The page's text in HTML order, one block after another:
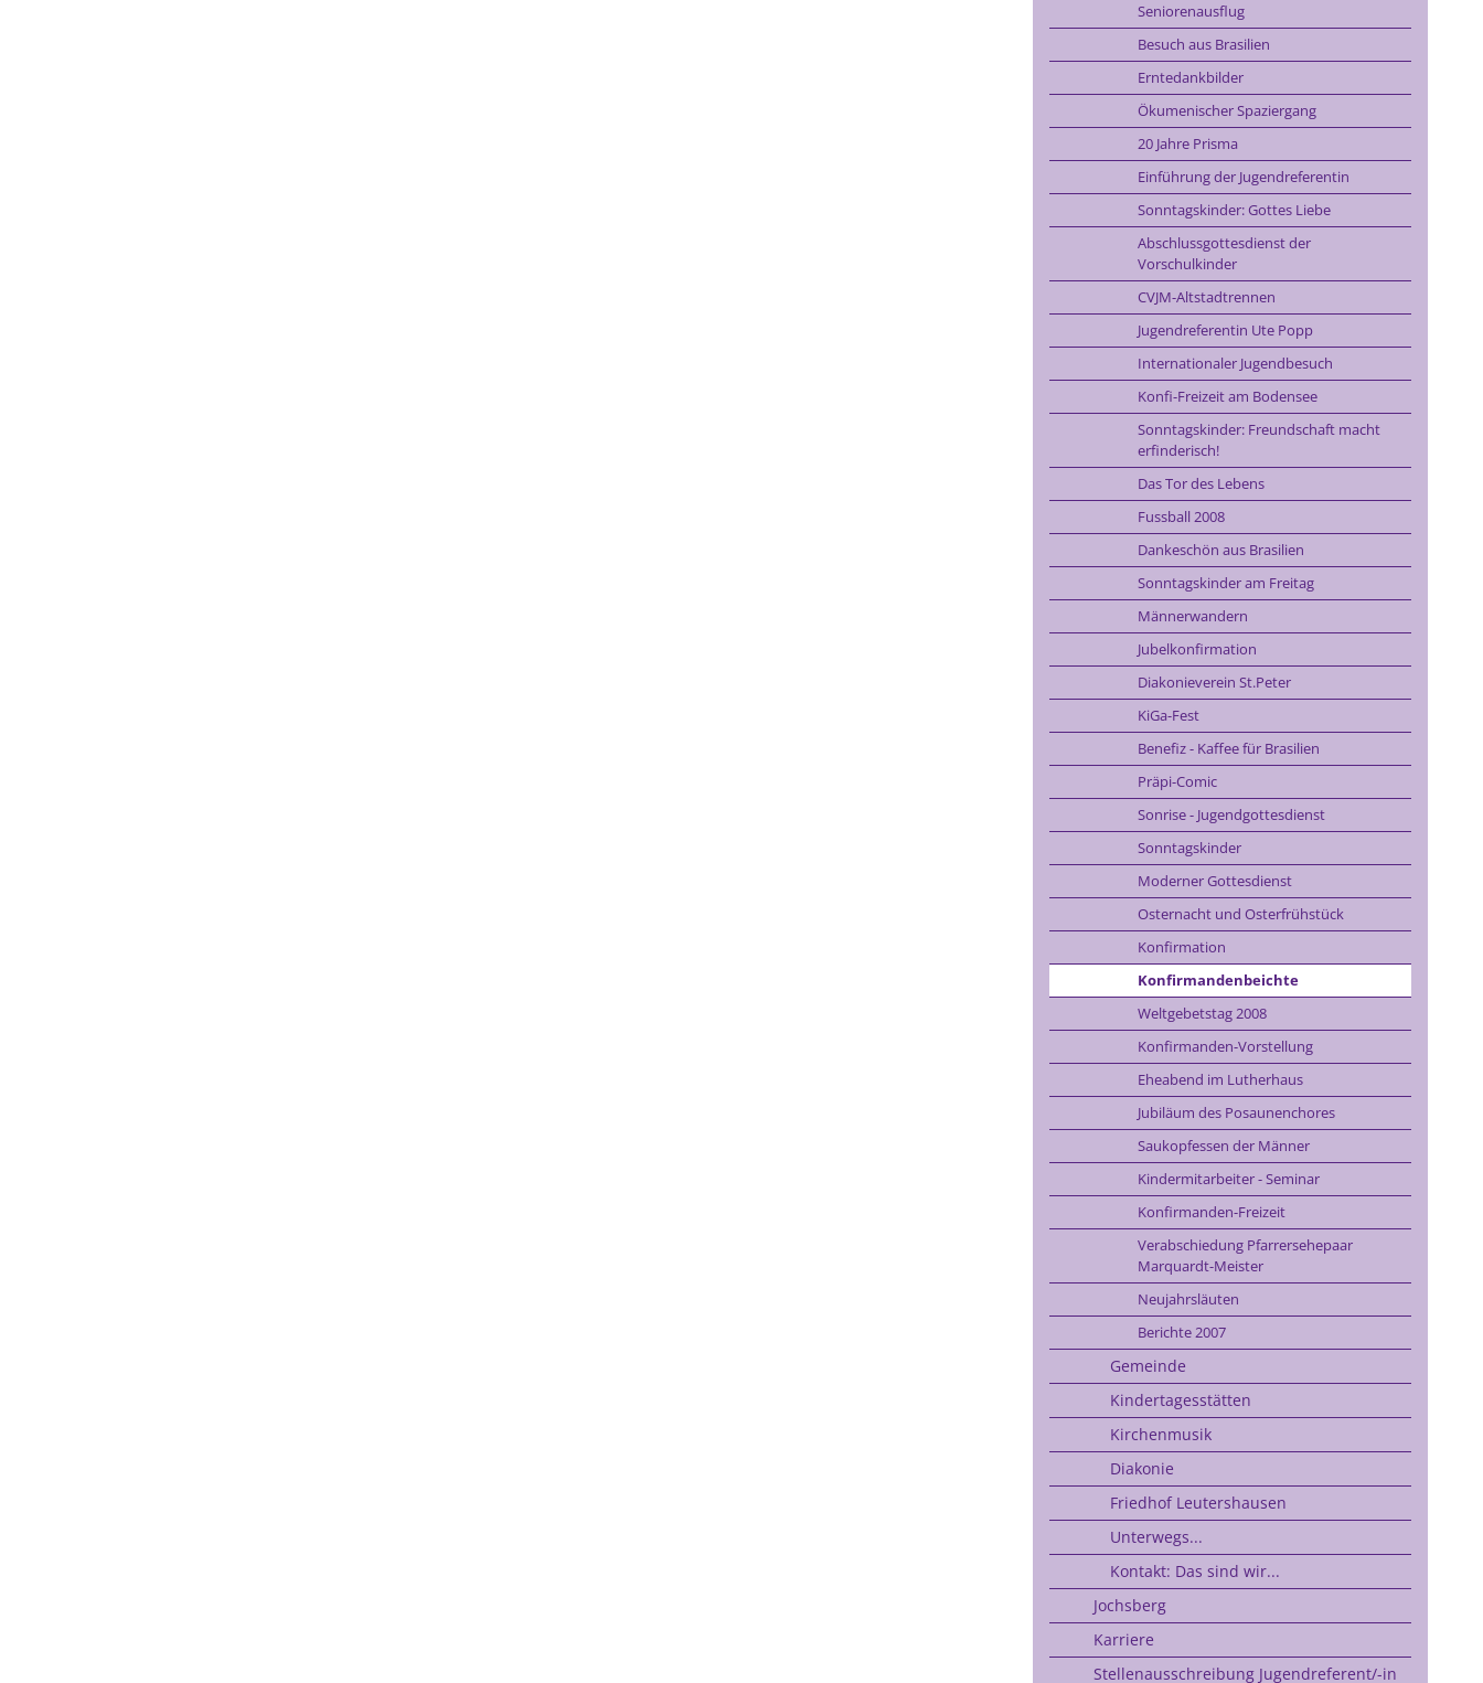
Seniorenausflug
Besuch aus Brasilien
Erntedankbilder
Ökumenischer Spaziergang
20 Jahre Prisma
Einführung der Jugendreferentin
Sonntagskinder: Gottes Liebe
Abschlussgottesdienst der
Vorschulkinder
CVJM-Altstadtrennen
Jugendreferentin Ute Popp
Internationaler Jugendbesuch
Konfi-Freizeit am Bodensee
Sonntagskinder: Freundschaft macht
erfinderisch!
Das Tor des Lebens
Fussball 2008
Dankeschön aus Brasilien
Sonntagskinder am Freitag
Männerwandern
Jubelkonfirmation
Diakonieverein St.Peter
KiGa-Fest
Benefiz - Kaffee für Brasilien
Präpi-Comic
Sonrise - Jugendgottesdienst
Sonntagskinder
Moderner Gottesdienst
Osternacht und Osterfrühstück
Konfirmation
Konfirmandenbeichte
Weltgebetstag 2008
Konfirmanden-Vorstellung
Eheabend im Lutherhaus
Jubiläum des Posaunenchores
Saukopfessen der Männer
Kindermitarbeiter - Seminar
Konfirmanden-Freizeit
Verabschiedung Pfarrersehepaar
Marquardt-Meister
Neujahrsläuten
Berichte 2007
Gemeinde
Kindertagesstätten
Kirchenmusik
Diakonie
Friedhof Leutershausen
Unterwegs...
Kontakt: Das sind wir...
Jochsberg
Karriere
Stellenausschreibung Jugendreferent/-in